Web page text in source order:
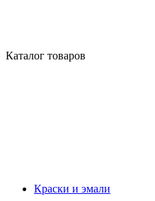
Каталог товаров
Краски и эмали